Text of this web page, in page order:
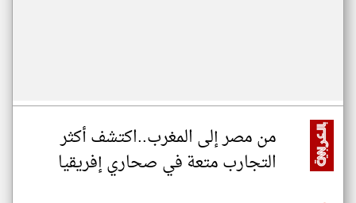
من مصر إلى المغرب..اكتشف أكثر
التجارب متعة في صحاري إفريقيا